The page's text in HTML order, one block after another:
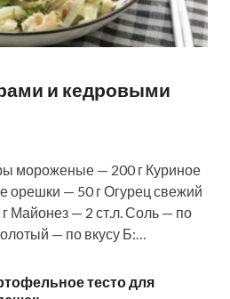
и кедровыми
мороженые — 200 г Куриное
орешки — 50 г Огурец свежий
Майонез — 2 ст.л. Соль — по
— по вкусу Б:…
тесто для